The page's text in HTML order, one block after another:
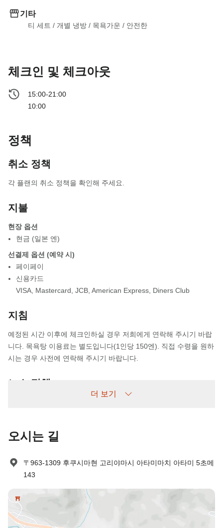
기타
티 세트 / 개별 냉방 / 목욕가운 / 안전한
체크인 및 체크아웃
15:00-21:00
10:00
정책
취소 정책
각 플랜의 취소 정책을 확인해 주세요.
지불
현장 옵션
현금 (일본 엔)
선결제 옵션 (예약 시)
페이페이
신용카드
VISA Mastercard JCB American Express Diners Club
지침
예정된 시간 이후에 체크인하실 경우 저희에게 연락해 주시기 바랍
니다. 목욕탕 이용료는 별도입니다(1인당 150엔). 직접 수령을 원하
시는 경우 사전에 연락해 주시기 바랍니다.
노쇼 정책
더 보기
오시는 길
〒963-1309 후쿠시마현 고리야마시 아타미마치 아타미 5초메
143